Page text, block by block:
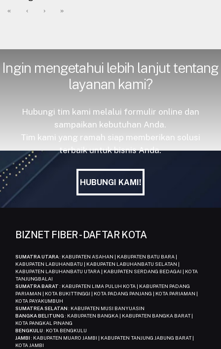
« ‹ › »
Ingin mengetahui lebih lanjut tentang
layanan kami?
Hubungi tim kami melalui formulir online dan
sampaikan kebutuhan Anda.
Tim kami yang ramah siap memberikan solusi
terbaik untuk bisnis Anda.
HUBUNGI KAMI!
BIZNET FIBER - DAFTAR KOTA
SUMATRA UTARA: KABUPATEN ASAHAN | KABUPATEN BATU BARA |
KABUPATEN LABUHANBATU | KABUPATEN LABUHANBATU SELATAN |
KABUPATEN LABUHANBATU UTARA | KABUPATEN SERDANG BEDAGAI | KOTA
TANJUNGBALAI
SUMATRA BARAT : KABUPATEN LIMA PULUH KOTA | KABUPATEN PADANG
PARIAMAN | KOTA BUKITTINGGI | KOTA PADANG PANJANG | KOTA PARIAMAN |
KOTA PAYAKUMBUH
SUMATREA SELATAN : KABUPATEN MUSI BANYUASIN
BANGKA BELITUNG : KABUPATEN BANGKA | KABUPATEN BANGKA BARAT |
KOTA PANGKAL PINANG
BENGKULU : KOTA BENGKULU
JAMBI : KABUPATEN MUARO JAMBI | KABUPATEN TANJUNG JABUNG BARAT |
KOTA JAMBI